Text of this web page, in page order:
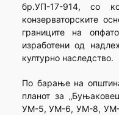
бр.УП-17-914, со
конзерваторските
границите на
изработени од
културно наследство.
По барање на
планот за
УМ-5, УМ-6, УМ-8, УМ-